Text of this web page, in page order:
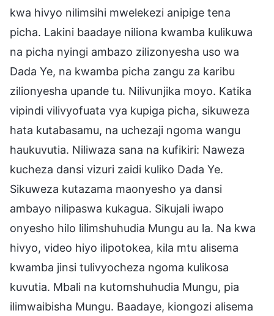
kwa hivyo nilimsihi mwelekezi anipige tena
picha. Lakini baadaye niliona kwamba kulikuwa
na picha nyingi ambazo zilizonyesha uso wa
Dada Ye, na kwamba picha zangu za karibu
zilionyesha upande tu. Nilivunjika moyo. Katika
vipindi vilivyofuata vya kupiga picha, sikuweza
hata kutabasamu, na uchezaji ngoma wangu
haukuvutia. Niliwaza sana na kufikiri: Naweza
kucheza dansi vizuri zaidi kuliko Dada Ye.
Sikuweza kutazama maonyesho ya dansi
ambayo nilipaswa kukagua. Sikujali iwapo
onyesho hilo lilimshuhudia Mungu au la. Na kwa
hivyo, video hiyo ilipotokea, kila mtu alisema
kwamba jinsi tulivyocheza ngoma kulikosa
kuvutia. Mbali na kutomshuhudia Mungu, pia
ilimwaibisha Mungu. Baadaye, kiongozi alisema